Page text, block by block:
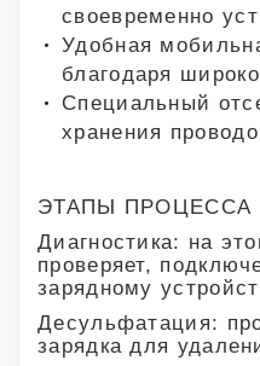
своевременно
Удобная
благодаря
Специальный
хранения
ЭТАПЫ ПРОЦЕССА
Диагностика: на
проверяет,
зарядному
Десульфатация:
зарядка для